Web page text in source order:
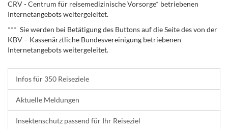
CRV - Centrum für reisemedizinische Vorsorge* betriebenen
Internetangebots weitergeleitet.
*** Sie werden bei Betätigung des Buttons auf die Seite des von der
KBV – Kassenärztliche Bundesvereinigung betriebenen
Internetangebots weitergeleitet.
Infos für 350 Reiseziele
Aktuelle Meldungen
Insektenschutz passend für Ihr Reiseziel